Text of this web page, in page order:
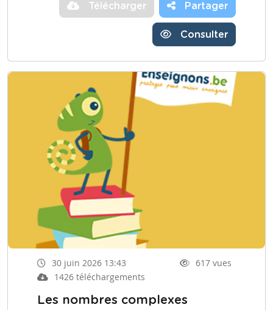
Télécharger Partager
Consulter
30 juin 2026 13:43
617 vues
1426 téléchargements
Les nombres complexes